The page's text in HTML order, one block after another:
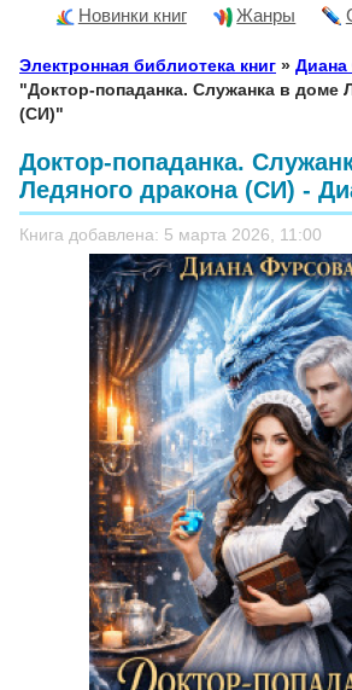
Новинки книг Жанры
Электронная библиотека книг »
"Доктор-попаданка. Служанка в доме
(СИ)"
Доктор-попаданка.
Ледяного дракона (СИ) -
Книга добавлена: 5 марта 2026, 11:00